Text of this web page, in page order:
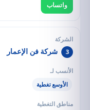
واتساب
3 شركة فن الإعمار
الأوسع تغطية